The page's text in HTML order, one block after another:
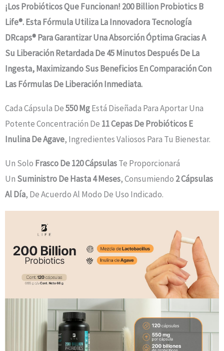
¡Los Probióticos Que Funcionan! 200 Billion Probiotics B
Life®. Esta Fórmula Utiliza La Innovadora Tecnología
DRcaps® Para Garantizar Una Absorción Óptima Gracias A
Su Liberación Retardada De 45 Minutos Después De La
Ingesta, Maximizando Sus Beneficios En Comparación Con
Las Fórmulas De Liberación Inmediata.
Cada Cápsula De550 MgEstá Diseñada Para Aportar Una
Potente Concentración De 11 Cepas De Probióticos E
Inulina De Agave, Ingredientes Valiosos Para Tu Bienestar.
Un Solo Frasco De 120CápsulasTe Proporcionará
Un Suministro De Hasta 4 Meses, Consumiendo 2 Cápsulas
Al Día, De Acuerdo Al Modo De Uso Indicado.